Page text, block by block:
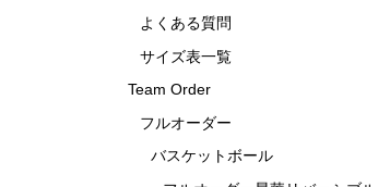
よくある質問
サイズ表一覧
Team Order
フルオーダー
バスケットボール